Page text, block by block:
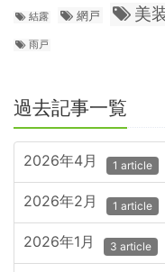
結露 網戸 美
雨戸
過去記事一覧
2026年4月 1 article
2026年2月 1 article
2026年1月 3 article